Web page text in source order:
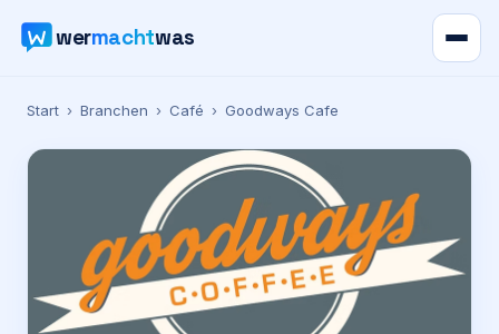
wermachtwas
Verzeichnis
Karte
Ratgeber
Start › Branchen › Café › Goodways Cafe